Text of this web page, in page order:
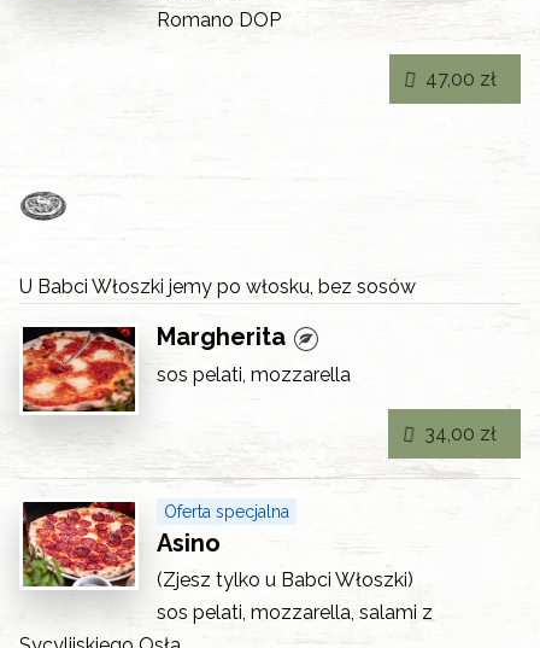
Romano DOP
U Babci Włoszki jemy po włosku, bez sosów
Margherita
sos pelati, mozzarella
Oferta specjalna
Asino
(Zjesz tylko u Babci Włoszki)
sos pelati, mozzarella, salami z